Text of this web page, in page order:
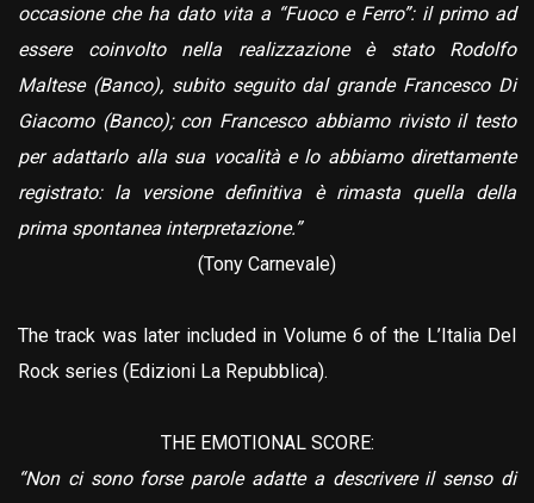
occasione che ha dato vita a “Fuoco e Ferro”: il primo ad
essere coinvolto nella realizzazione è stato Rodolfo
Maltese (Banco), subito seguito dal grande Francesco Di
Giacomo (Banco); con Francesco abbiamo rivisto il testo
per adattarlo alla sua vocalità e lo abbiamo direttamente
registrato: la versione definitiva è rimasta quella della
prima spontanea interpretazione.”
(Tony Carnevale)
The track was later included in Volume 6 of the L’Italia Del
Rock series (Edizioni La Repubblica).
THE EMOTIONAL SCORE:
“Non ci sono forse parole adatte a descrivere il senso di